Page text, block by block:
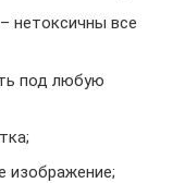
нетоксичны все
под любую
изображение;